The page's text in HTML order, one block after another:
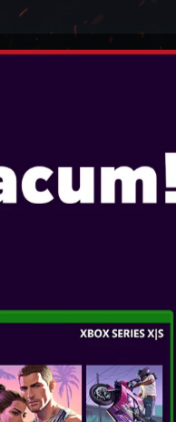
NSW2-
ADVANTAGE
FOR